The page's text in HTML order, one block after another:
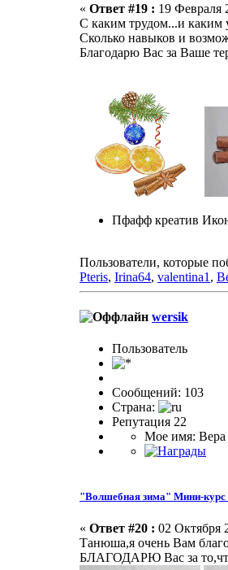
« Ответ #19 : 19 Февраля
С каким трудом...и каким
Сколько навыков и
Благодарю Вас за Ваше
Пфафф креатив
Пользователи, которые
Pteris, Irina64, valentina1 ,
wersik
Пользовaтeль
Сообщений: 103
Страна:
Репутация 22
Мое имя: Вера
"Волшебная зима" Мини-курс
« Ответ #20 : 02 Октября
Танюша,я очень Вам
БЛАГОДАРЮ Вас за то,что